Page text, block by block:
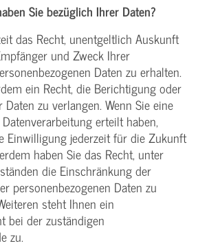
Sie bezüglich Ihrer Daten?
das Recht, unentgeltlich Auskunft
und Zweck Ihrer
Daten zu erhalten.
ein Recht, die Berichtigung oder
zu verlangen. Wenn Sie eine
erteilt haben,
Einwilligung jederzeit für die Zukunft
haben Sie das Recht, unter
die Einschränkung der
personenbezogenen Daten zu
steht Ihnen ein
bei der zuständigen
zu.